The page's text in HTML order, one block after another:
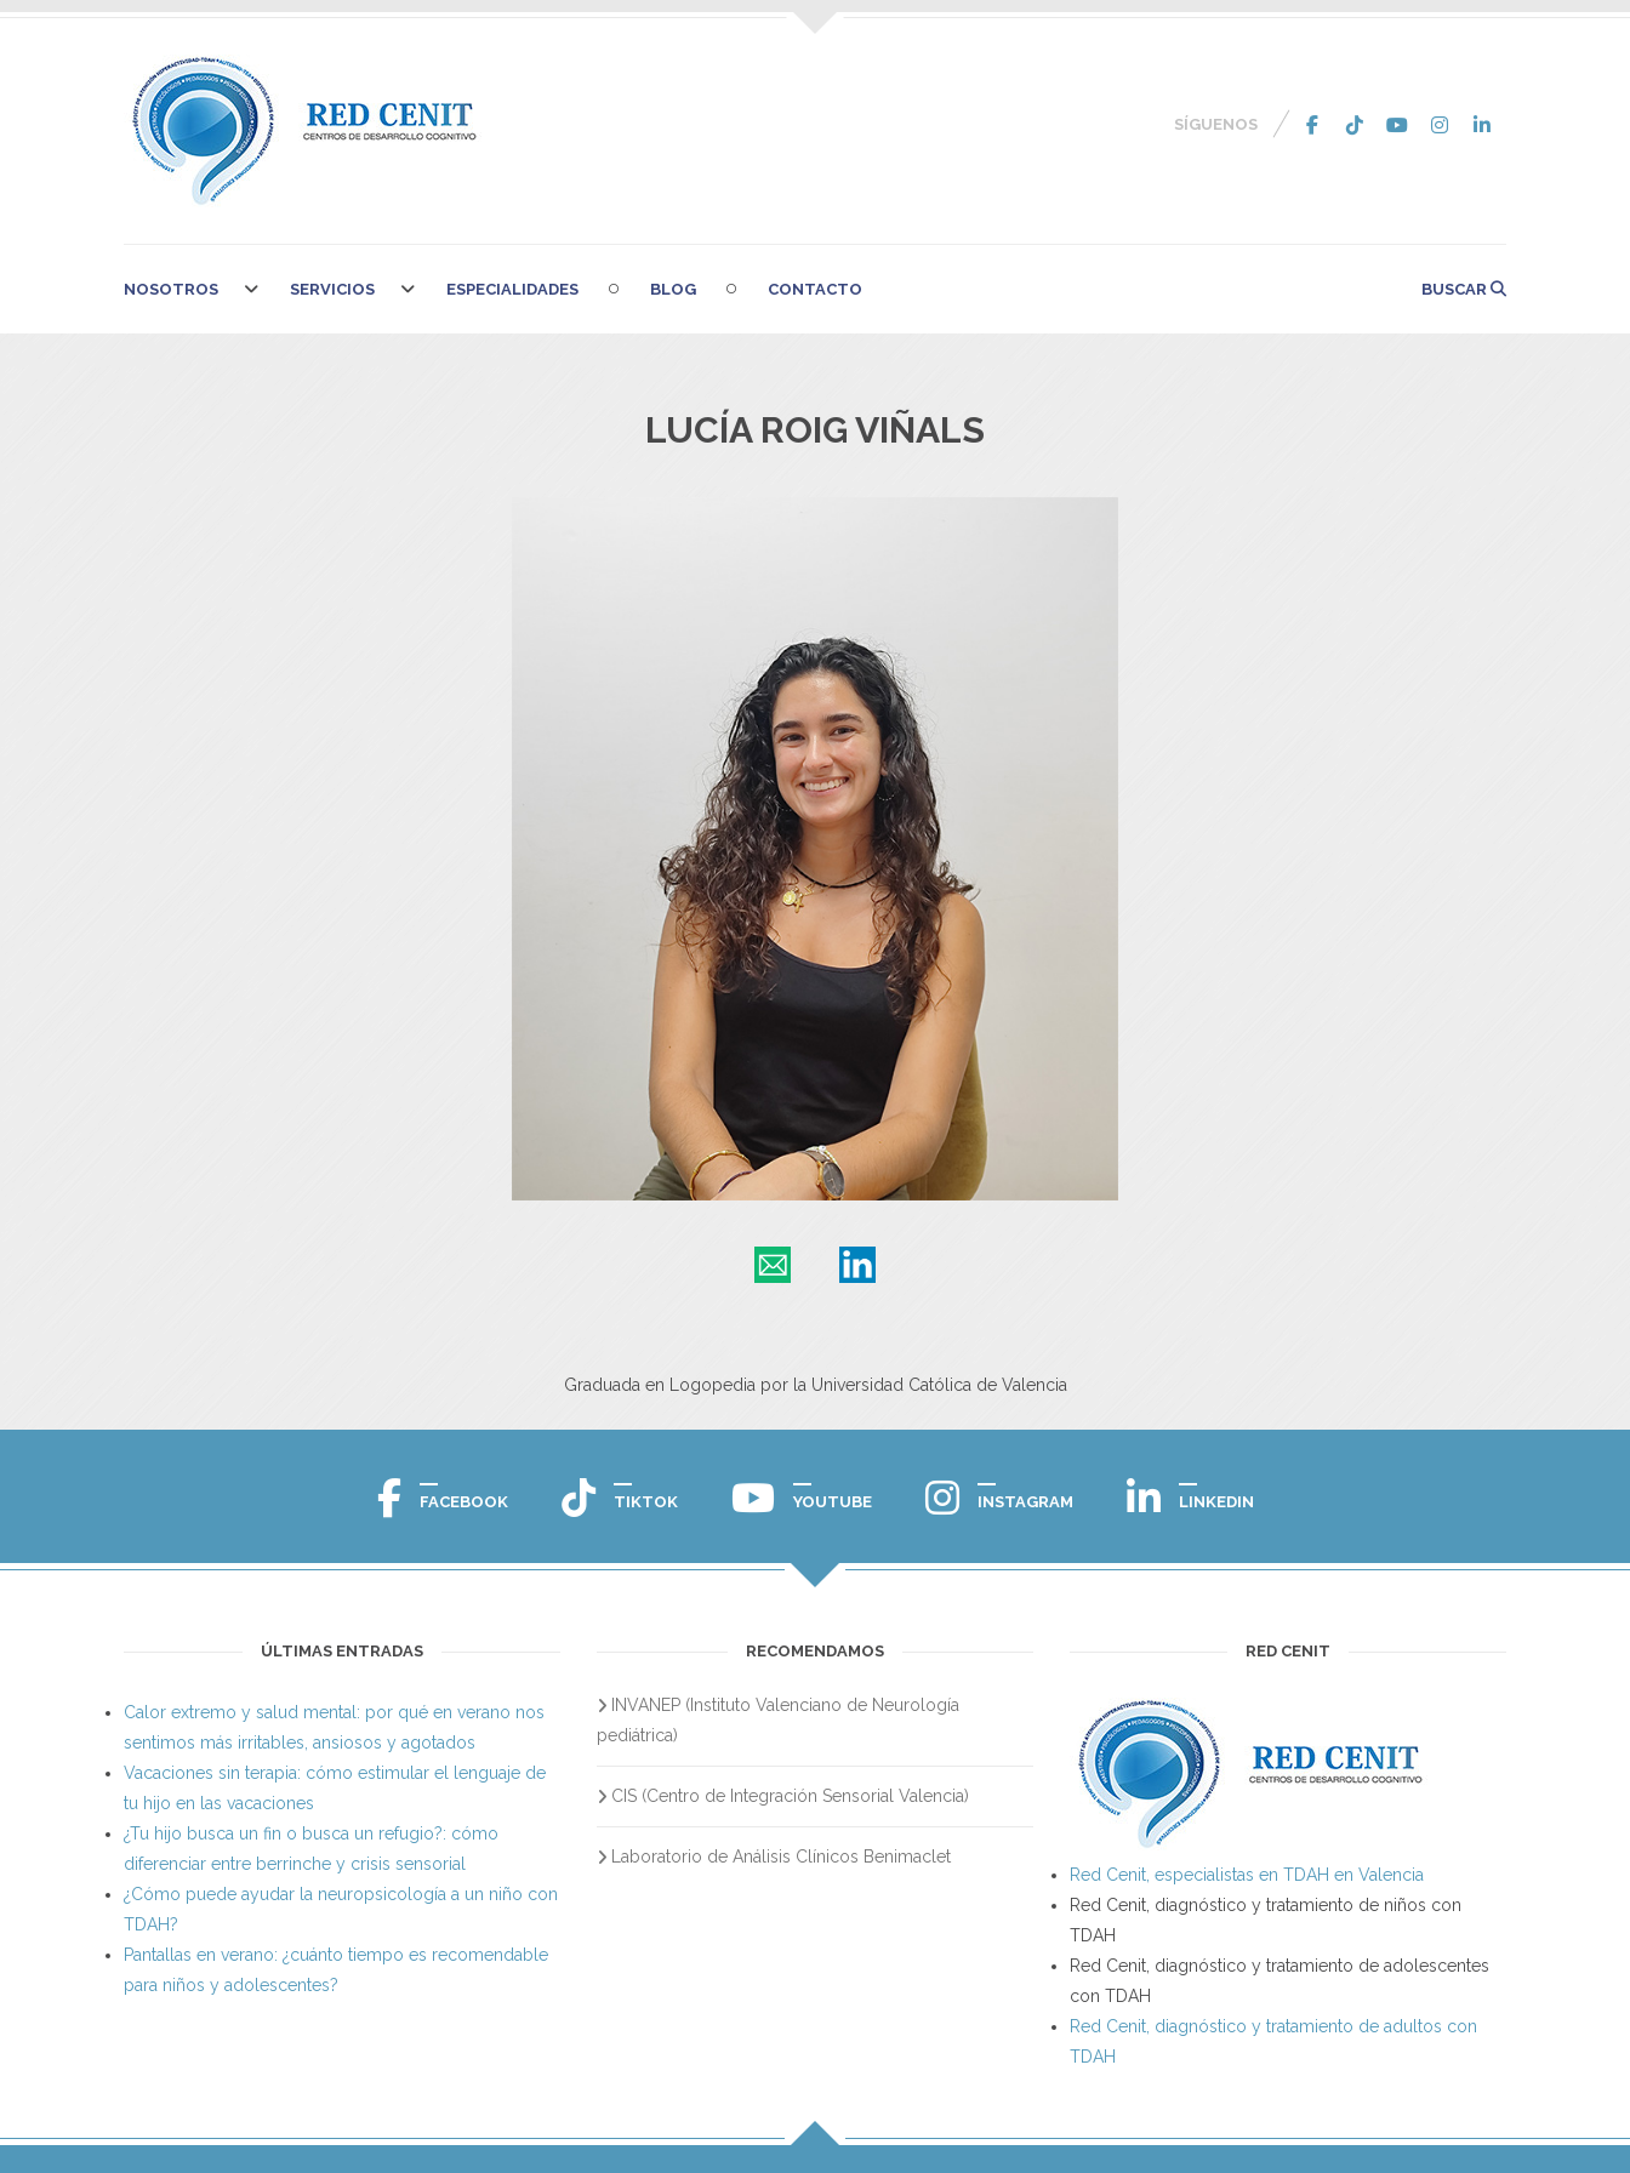
SÍGUENOS
NOSOTROS SERVICIOS ESPECIALIDADES BLOG CONTACTO BUSCAR
LUCÍA ROIG VIÑALS
Graduada en Logopedia por la Universidad Católica de Valencia
FACEBOOK TIKTOK YOUTUBE INSTAGRAM LINKEDIN
ÚLTIMAS ENTRADAS
Calor extremo y salud mental: por qué en verano nos
sentimos más irritables, ansiosos y agotados
Vacaciones sin terapia: cómo estimular el lenguaje de
tu hijo en las vacaciones
¿Tu hijo busca un fin o busca un refugio?: cómo
diferenciar entre berrinche y crisis sensorial
¿Cómo puede ayudar la neuropsicología a un niño con
TDAH?
Pantallas en verano: ¿cuánto tiempo es recomendable
para niños y adolescentes?
RECOMENDAMOS
INVANEP (Instituto Valenciano de Neurología
pediátrica)
CIS (Centro de Integración Sensorial Valencia)
Laboratorio de Análisis Clínicos Benimaclet
RED CENIT
Red Cenit, especialistas en TDAH en Valencia
Red Cenit, diagnóstico y tratamiento de niños con
TDAH
Red Cenit, diagnóstico y tratamiento de adolescentes
con TDAH
Red Cenit, diagnóstico y tratamiento de adultos con
TDAH